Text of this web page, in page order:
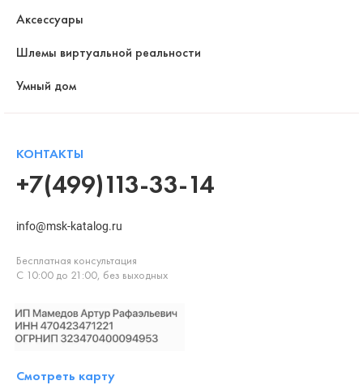
Аксессуары
Шлемы виртуальной реальности
Умный дом
КОНТАКТЫ
+7(499)113-33-14
info@msk-katalog.ru
Бесплатная консультация
С 10:00 до 21:00, без выходных
Смотреть карту